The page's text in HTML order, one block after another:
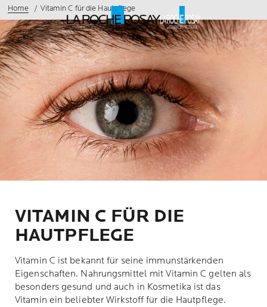
Home Vitamin C für die Hautpflege
VITAMIN C FÜR DIE
HAUTPFLEGE
Vitamin C ist bekannt für seine immunstärkenden
Eigenschaften. Nahrungsmittel mit Vitamin C gelten als
besonders gesund und auch in Kosmetika ist das
Vitamin ein beliebter Wirkstoff für die Hautpflege.